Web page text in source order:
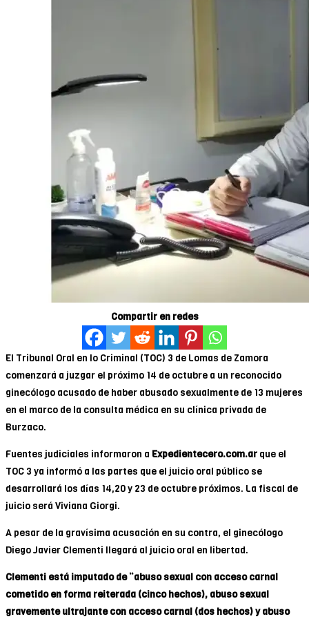
Compartir en redes
El Tribunal Oral en lo Criminal (TOC) 3 de Lomas de Zamora
comenzará a juzgar el próximo 14 de octubre a un reconocido
ginecólogo acusado de haber abusado sexualmente de 13 mujeres
en el marco de la consulta médica en su clínica privada de
Burzaco.
Fuentes judiciales informaron a Expedientecero.com.ar que el
TOC 3 ya informó a las partes que el juicio oral público se
desarrollará los días 14,20 y 23 de octubre próximos. La fiscal de
juicio será Viviana Giorgi.
A pesar de la gravísima acusación en su contra, el ginecólogo
Diego Javier Clementi llegará al juicio oral en libertad.
Clementi está imputado de “abuso sexual con acceso carnal
cometido en forma reiterada (cinco hechos), abuso sexual
gravemente ultrajante con acceso carnal (dos hechos) y abuso